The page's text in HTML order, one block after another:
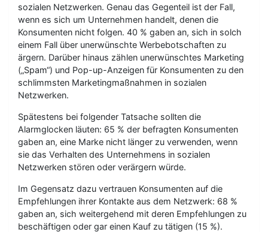
sozialen Netzwerken. Genau das Gegenteil ist der Fall,
wenn es sich um Unternehmen handelt, denen die
Konsumenten nicht folgen. 40 % gaben an, sich in solch
einem Fall über unerwünschte Werbebotschaften zu
ärgern. Darüber hinaus zählen unerwünschtes Marketing
(„Spam“) und Pop-up-Anzeigen für Konsumenten zu den
schlimmsten Marketingmaßnahmen in sozialen
Netzwerken.
Spätestens bei folgender Tatsache sollten die
Alarmglocken läuten: 65 % der befragten Konsumenten
gaben an, eine Marke nicht länger zu verwenden, wenn
sie das Verhalten des Unternehmens in sozialen
Netzwerken stören oder verärgern würde.
Im Gegensatz dazu vertrauen Konsumenten auf die
Empfehlungen ihrer Kontakte aus dem Netzwerk: 68 %
gaben an, sich weitergehend mit deren Empfehlungen zu
beschäftigen oder gar einen Kauf zu tätigen (15 %).